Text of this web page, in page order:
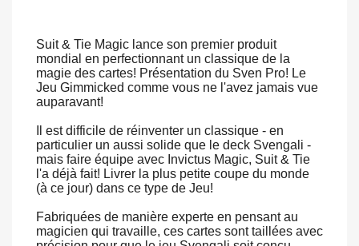
Suit & Tie Magic lance son premier produit
mondial en perfectionnant un classique de la
magie des cartes! Présentation du Sven Pro! Le
Jeu Gimmicked comme vous ne l'avez jamais vue
auparavant!
Il est difficile de réinventer un classique - en
particulier un aussi solide que le deck Svengali -
mais faire équipe avec Invictus Magic, Suit & Tie
l'a déjà fait! Livrer la plus petite coupe du monde
(à ce jour) dans ce type de Jeu!
Fabriquées de manière experte en pensant au
magicien qui travaille, ces cartes sont taillées avec